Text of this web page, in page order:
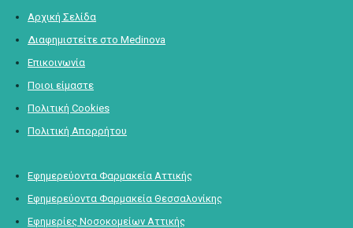
Αρχική Σελίδα
Διαφημιστείτε στο Medinova
Επικοινωνία
Ποιοι είμαστε
Πολιτική Cookies
Πολιτική Απορρήτου
Εφημερεύοντα Φαρμακεία Αττικής
Εφημερεύοντα Φαρμακεία Θεσσαλονίκης
Εφημερίες Νοσοκομείων Αττικής